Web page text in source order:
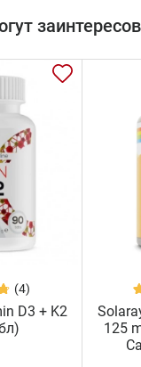
(4)
D3 + K2
125